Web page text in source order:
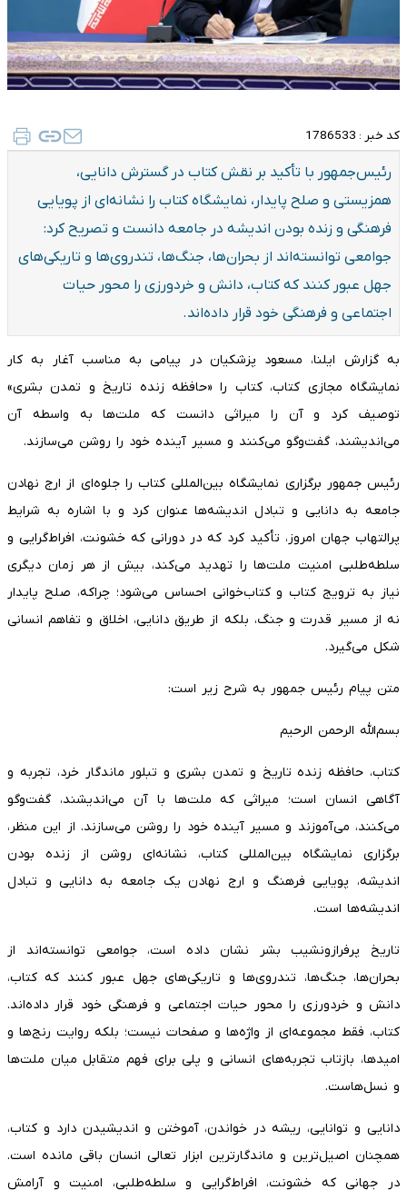
کد خبر : 1786533
رئیس‌جمهور با تأکید بر نقش کتاب در گسترش دانایی،
همزیستی و صلح پایدار، نمایشگاه کتاب را نشانه‌ای از پویایی
فرهنگی و زنده بودن اندیشه در جامعه دانست و تصریح کرد:
جوامعی توانسته‌اند از بحران‌ها، جنگ‌ها، تندروی‌ها و تاریکی‌های
جهل عبور کنند که کتاب، دانش و خردورزی را محور حیات
اجتماعی و فرهنگی خود قرار داده‌اند.
به گزارش ایلنا، مسعود پزشکیان در پیامی به مناسب آغار به کار
نمایشگاه مجازی کتاب، کتاب را «حافظه زنده تاریخ و تمدن بشری»
توصیف کرد و آن را میراثی دانست که ملت‌ها به واسطه آن
می‌اندیشند، گفت‌وگو می‌کنند و مسیر آینده خود را روشن می‌سازند.
رئیس جمهور برگزاری نمایشگاه بین‌المللی کتاب را جلوه‌ای از ارج نهادن
جامعه به دانایی و تبادل اندیشه‌ها عنوان کرد و با اشاره به شرایط
پرالتهاب جهان امروز، تأکید کرد که در دورانی که خشونت، افراط‌گرایی و
سلطه‌طلبی امنیت ملت‌ها را تهدید می‌کند، بیش از هر زمان دیگری
نیاز به ترویج کتاب و کتاب‌خوانی احساس می‌شود؛ چراکه، صلح پایدار
نه از مسیر قدرت و جنگ، بلکه از طریق دانایی، اخلاق و تفاهم انسانی
شکل می‌گیرد.
متن پیام رئیس جمهور به شرح زیر است:
بسم‌الله الرحمن الرحیم
کتاب، حافظه زنده تاریخ و تمدن بشری و تبلور ماندگار خرد، تجربه و
آگاهی انسان است؛ میراثی که ملت‌ها با آن می‌اندیشند، گفت‌وگو
می‌کنند، می‌آموزند و مسیر آینده خود را روشن می‌سازند. از این منظر،
برگزاری نمایشگاه بین‌المللی کتاب، نشانه‌ای روشن از زنده ‌بودن
اندیشه، پویایی فرهنگ و ارج ‌نهادن یک جامعه به دانایی و تبادل
اندیشه‌ها است.
تاریخ پرفرازونشیب بشر نشان داده است، جوامعی توانسته‌اند از
بحران‌ها، جنگ‌ها، تندروی‌ها و تاریکی‌های جهل عبور کنند که کتاب،
دانش و خردورزی را محور حیات اجتماعی و فرهنگی خود قرار داده‌اند.
کتاب، فقط مجموعه‌ای از واژه‌ها و صفحات نیست؛ بلکه روایت رنج‌ها و
امیدها، بازتاب تجربه‌های انسانی و پلی برای فهم متقابل میان ملت‌ها
و نسل‌هاست.
دانایی و توانایی، ریشه در خواندن، آموختن و اندیشیدن دارد و کتاب،
همچنان اصیل‌ترین و ماندگارترین ابزار تعالی انسان باقی مانده است.
در جهانی که خشونت، افراط‌گرایی و سلطه‌طلبی، امنیت و آرامش